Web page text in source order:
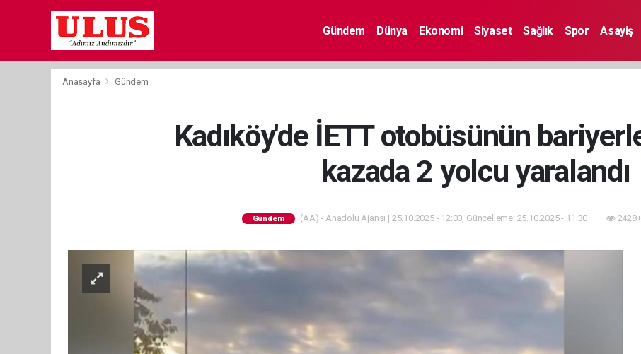
Gündem Dünya Ekonomi Siyaset Sağlık Spor Asayiş
Anasayfa Gündem
Kadıköy'de İETT otobüsünün
kazada 2 yolcu yaralandı
Gündem (AA) - Anadolu Ajansı | 25.10.2025 - 12:00, Güncelleme: 25.10.2025 - 11:30